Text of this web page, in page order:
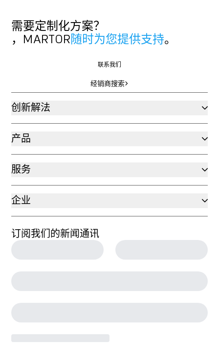
需要定制化方案？
，MARTOR 随时为您提供支持。
联系我们
经销商搜索
创新解法
产品
服务
企业
订阅我们的新闻通讯